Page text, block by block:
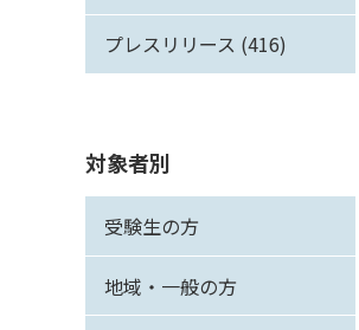
プレスリリース (416)
対象者別
受験生の方
地域・一般の方